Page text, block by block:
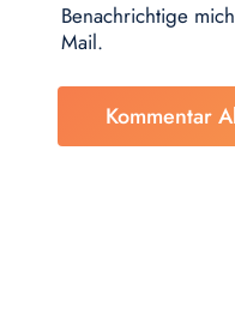
Benachrichtige
Mail.